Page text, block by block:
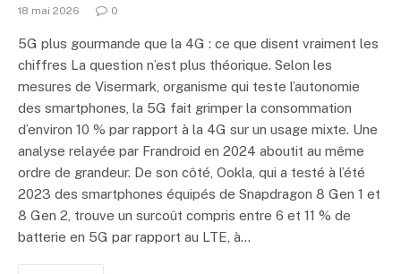
18 mai 2026 0
5G plus gourmande que la 4G : ce que disent vraiment les
chiffres La question n’est plus théorique. Selon les
mesures de Visermark, organisme qui teste l’autonomie
des smartphones, la 5G fait grimper la consommation
d’environ 10 % par rapport à la 4G sur un usage mixte. Une
analyse relayée par Frandroid en 2024 aboutit au même
ordre de grandeur. De son côté, Ookla, qui a testé à l’été
2023 des smartphones équipés de Snapdragon 8 Gen 1 et
8 Gen 2, trouve un surcoût compris entre 6 et 11 % de
batterie en 5G par rapport au LTE, à…